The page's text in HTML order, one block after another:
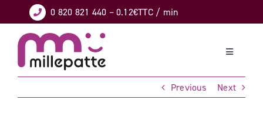
to
content
0 820 821 440 – 0.12€TTC / min
Toggle
Previous Next